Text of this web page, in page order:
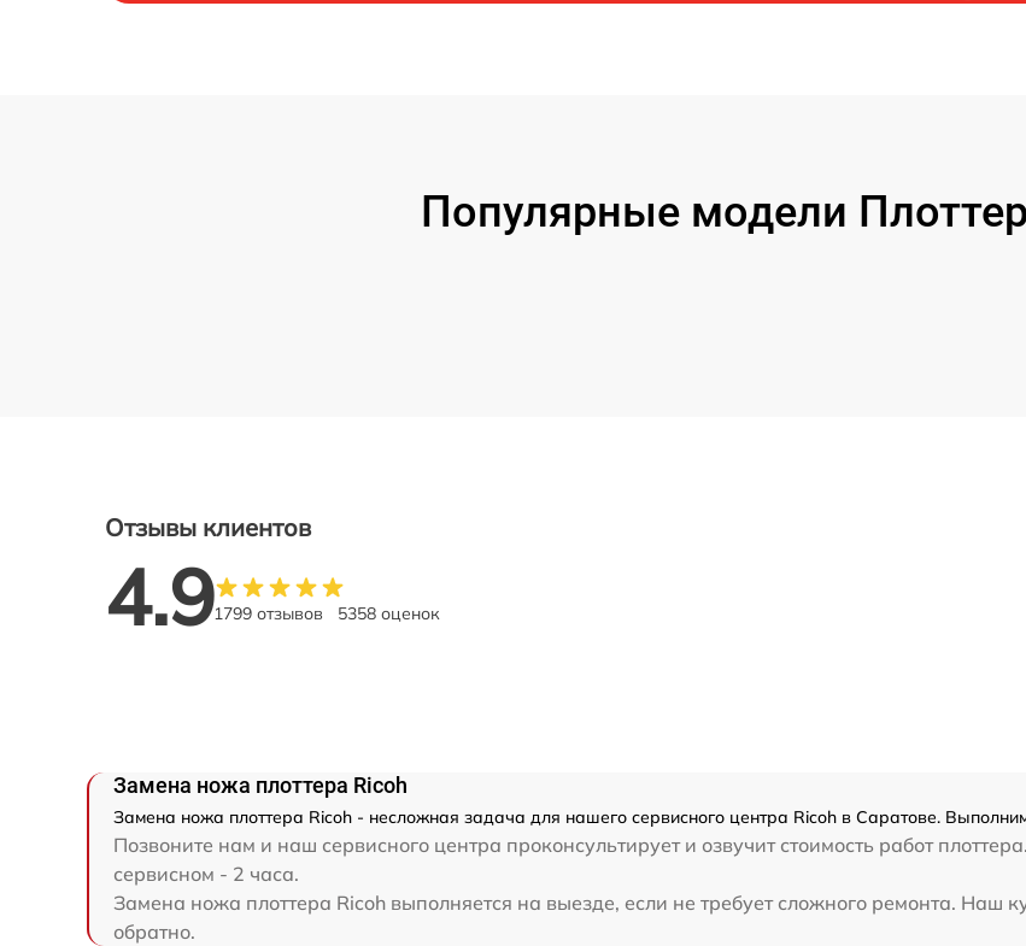
Популярные модели
Отзывы клиентов
4.91799 отзывов 5358 оценок
Замена ножа плоттера Ricoh
Замена ножа плоттера Ricoh - несложная задача для нашего сервисного центра Ricoh в Саратове.
Позвоните нам и наш сервисного центра проконсультирует и озвучит стоимость работ
сервисном - 2 часа.
Замена ножа плоттера Ricoh выполняется на выезде, если не требует сложного ремонта. Наш
обратно.